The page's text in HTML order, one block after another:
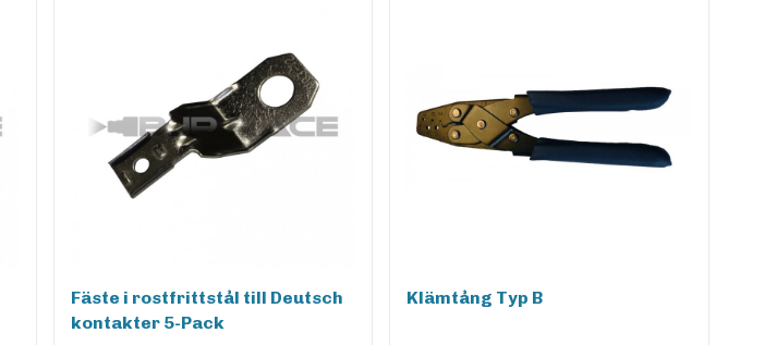
Fäste i rostfrittstål till Deutsch
kontakter 5-Pack
Klämtång Typ B